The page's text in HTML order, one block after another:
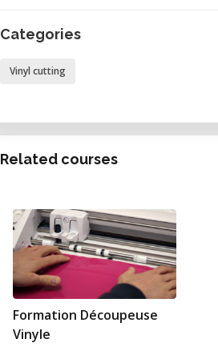
• Accompagnement d'experts :
• Accès flexible : Réservez
• Espace collaboratif :
avec d'autres professionnels et
• Solution économique : Louez
initial élevé.
Aperçu rapide
• Modèle : Silhouette Cameo 3
• Type : Plotter de découpe
• Marque : Silhouette
Categories
Vinyl cutting
Related courses
Formation Découpeuse
Vinyle